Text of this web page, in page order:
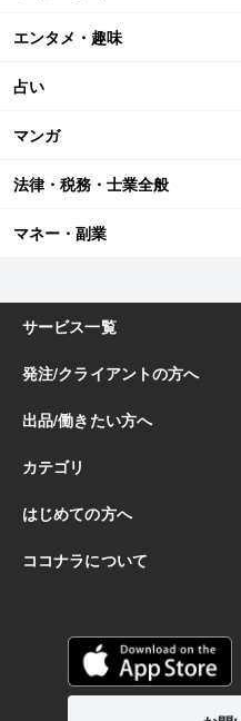
エンタメ・趣味
占い
マンガ
法律・税務・士業全般
マネー・副業